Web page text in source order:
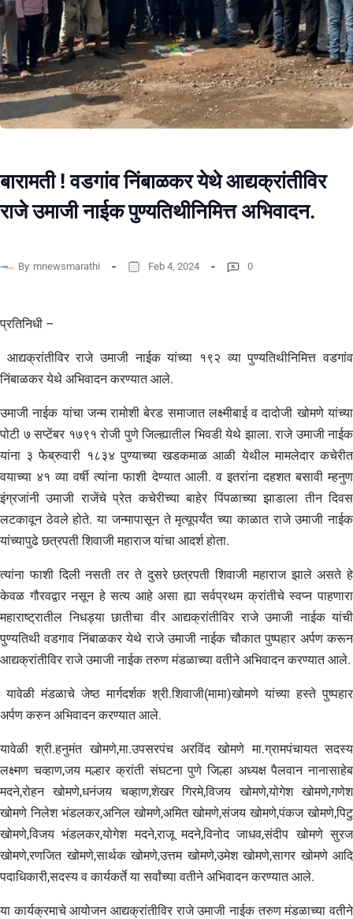
बारामती ! वडगांव निंबाळकर येथे आद्यक्रांतीविर
राजे उमाजी नाईक पुण्यतिथीनिमित्त अभिवादन.
By mnewsmarathi Feb 4, 2024 0
प्रतिनिधी –
आद्यक्रांतीविर राजे उमाजी नाईक यांच्या १९२ व्या पुण्यतिथीनिमित्त वडगांव
निंबाळकर येथे अभिवादन करण्यात आले.
उमाजी नाईक यांचा जन्म रामोशी बेरड समाजात लक्ष्मीबाई व दादोजी खोमणे यांच्या
पोटी ७ सप्टेंबर १७९१ रोजी पुणे जिल्ह्यातील भिवडी येथे झाला. राजे उमाजी नाईक
यांना ३ फेब्रुवारी १८३४ पुण्याच्या खडकमाळ आळी येथील मामलेदार कचेरीत
वयाच्या ४१ व्या वर्षी त्यांना फाशी देण्यात आली. व इतरांना दहशत बसावी म्हनुण
इंग्रजांनी उमाजी राजेंचे प्रेत कचेरीच्या बाहेर पिंपळाच्या झाडाला तीन दिवस
लटकावून ठेवले होते. या जन्मापासून ते मृत्यूपर्यंत च्या काळात राजे उमाजी नाईक
यांच्यापुढे छत्रपती शिवाजी महाराज यांचा आदर्श होता.
त्यांना फाशी दिली नसती तर ते दुसरे छत्रपती शिवाजी महाराज झाले असते हे
केवळ गौरवद्वार नसून हे सत्य आहे असा ह्या सर्वप्रथम क्रांतीचे स्वप्न पाहणारा
महाराष्ट्रातील निधड्या छातीचा वीर आद्यक्रांतीविर राजे उमाजी नाईक यांची
पुण्यतिथी वडगाव निंबाळकर येथे राजे उमाजी नाईक चौकात पुष्पहार अर्पण करून
आद्यक्रांतीविर राजे उमाजी नाईक तरुण मंडळाच्या वतीने अभिवादन करण्यात आले.
यावेळी मंडळाचे जेष्ठ मार्गदर्शक श्री.शिवाजी(मामा)खोमणे यांच्या हस्ते पुष्पहार
अर्पण करुन अभिवादन करण्यात आले.
यावेळी श्री.हनुमंत खोमणे,मा.उपसरपंच अरविंद खोमणे मा.ग्रामपंचायत सदस्य
लक्ष्मण चव्हाण,जय मल्हार क्रांती संघटना पुणे जिल्हा अध्यक्ष पैलवान नानासाहेब
मदने,रोहन खोमणे,धनंजय चव्हाण,शेखर गिरमे,विजय खोमणे,योगेश खोमणे,गणेश
खोमणे निलेश भंडलकर,अनिल खोमणे,अमित खोमणे,संजय खोमणे,पंकज खोमणे,पिटु
खोमणे,विजय भंडलकर,योगेश मदने,राजू मदने,विनोद जाधव,संदीप खोमणे सुरज
खोमणे,रणजित खोमणे,सार्थक खोमणे,उत्तम खोमणे,उमेश खोमणे,सागर खोमणे आदि
पदाधिकारी,सदस्य व कार्यकर्ते या सर्वांच्या वतीने अभिवादन करण्यात आले.
या कार्यक्रमाचे आयोजन आद्यक्रांतीविर राजे उमाजी नाईक तरुण मंडळाच्या वतीने